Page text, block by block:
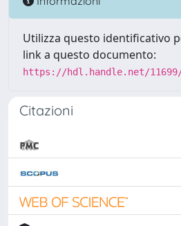
Utilizza questo identificativo
link a questo documento:
https://hdl.handle.net/11699/
Citazioni